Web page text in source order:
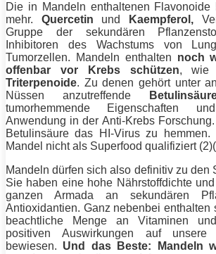
Die in Mandeln enthaltenen Flavonoide
mehr. Quercetin und Kaempferol,
Gruppe der sekundären
Inhibitoren des Wachstums von
Tumorzellen. Mandeln enthalten noch
offenbar vor Krebs schützen, wie
Triterpenoide. Zu denen gehört unter
Nüssen anzutreffende
tumorhemmende Eigenschaften
Anwendung in der Anti-Krebs
Betulinsäure das HI-Virus zu
Mandel nicht als Superfood qualifiziert
Mandeln dürfen sich also definitiv zu den
Sie haben eine hohe Nährstoffdichte
ganzen Armada an sekundären
Antioxidantien. Ganz nebenbei enthalten
beachtliche Menge an Vitaminen
positiven Auswirkungen auf unsere
bewiesen. Und das Beste: Mandeln